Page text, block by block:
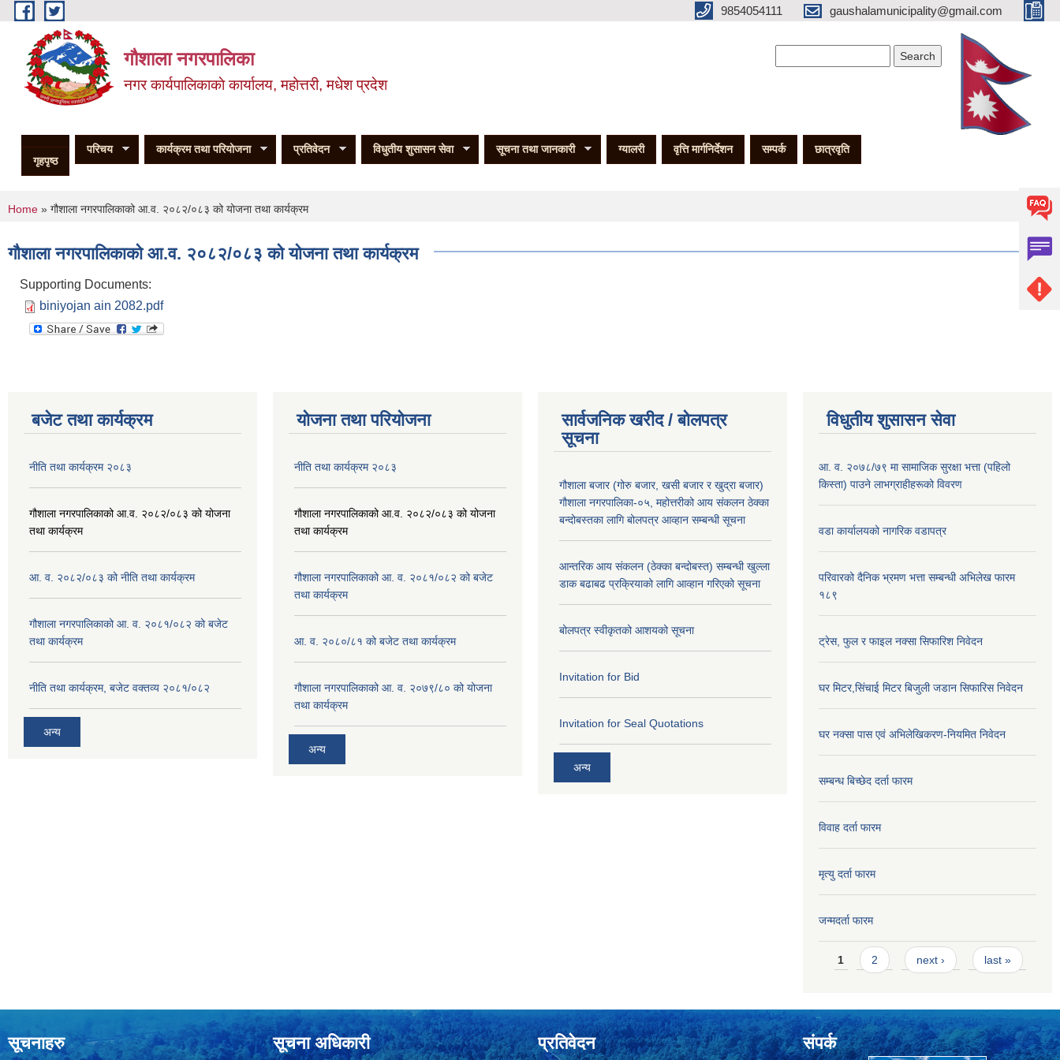
Skip to main content 9854054111 gaushalamunicipality@gmail.com
गौशाला नगरपालिका
नगर कार्यपालिकाकाे कार्यालय, महोत्तरी, मधेश प्रदेश
गृहपृष्ठ
परिचय कार्यक्रम तथा परियोजना प्रतिवेदन विधुतीय शुसासन सेवा सूचना तथा जानकारी ग्यालरी वृत्ति मार्गनिर्देशन सम्पर्क छात्रवृति
You are here
Home » गौशाला नगरपालिकाको आ.व. २०८२/०८३ को योजना तथा कार्यक्रम
गौशाला नगरपालिकाको आ.व. २०८२/०८३ को योजना तथा कार्यक्रम
Supporting Documents:
biniyojan ain 2082.pdf
बजेट तथा कार्यक्रम
नीति तथा कार्यक्रम २०८३
गौशाला नगरपालिकाको आ.व. २०८२/०८३ को योजना
तथा कार्यक्रम
आ. व. २०८२/०८३ को नीति तथा कार्यक्रम
गौशाला नगरपालिकाको आ. व. २०८१/०८२ को बजेट
तथा कार्यक्रम
नीति तथा कार्यक्रम, बजेट वक्तव्य २०८१/०८२
अन्य
योजना तथा परियोजना
नीति तथा कार्यक्रम २०८३
गौशाला नगरपालिकाको आ.व. २०८२/०८३ को योजना
तथा कार्यक्रम
गौशाला नगरपालिकाको आ. व. २०८१/०८२ को बजेट
तथा कार्यक्रम
आ. व. २०८०/८१ को बजेट तथा कार्यक्रम
गौशाला नगरपालिकाको आ. व. २०७९/८० को योजना
तथा कार्यक्रम
अन्य
सार्वजनिक खरीद / बोलपत्र
सूचना
गौशाला बजार (गोरु बजार, खसी बजार र खुद्रा बजार)
गौशाला नगरपालिका-०५, महोत्तरीको आय संकलन ठेक्का
बन्दोबस्तका लागि बोलपत्र आव्हान सम्बन्धी सूचना
आन्तरिक आय संकलन (ठेक्का बन्दोबस्त) सम्बन्धी खुल्ला
डाक बढाबढ प्रक्रियाको लागि आव्हान गरिएको सूचना
बोलपत्र स्वीकृतको आशयको सूचना
Invitation for Bid
Invitation for Seal Quotations
अन्य
विधुतीय शुसासन सेवा
आ. व. २०७८/७९ मा सामाजिक सुरक्षा भत्ता (पहिलो
किस्ता) पाउने लाभग्राहीहरूको विवरण
वडा कार्यालयको नागरिक वडापत्र
परिवारको दैनिक भ्रमण भत्ता सम्बन्धी अभिलेख फारम
१८९
ट्रेस, फुल र फाइल नक्सा सिफारिश निवेदन
घर मिटर,सिंचाई मिटर बिजुली जडान सिफारिस निवेदन
घर नक्सा पास एवं अभिलेखिकरण-नियमित निवेदन
सम्बन्ध बिच्छेद दर्ता फारम
विवाह दर्ता फारम
मृत्यु दर्ता फारम
जन्मदर्ता फारम
Pages
1 2 next › last »
सूचनाहरु सूचना अधिकारी प्रतिवेदन संपर्क